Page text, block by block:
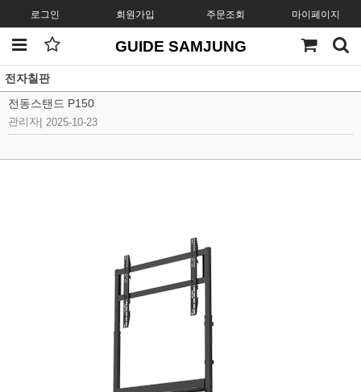
로그인 회원가입 주문조회 마이페이지
GUIDE SAMJUNG
전자칠판
전동스탠드 P150
관리자 2025-10-23